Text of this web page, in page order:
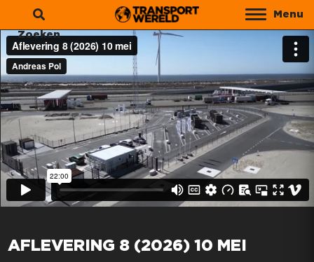
Menu
Zoeken
AFLEVERING 8 (2026) 10 MEI